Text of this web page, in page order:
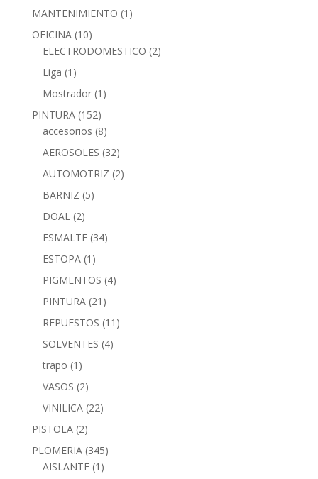
MANTENIMIENTO (1)
OFICINA (10)
ELECTRODOMESTICO (2)
Liga (1)
Mostrador (1)
PINTURA (152)
accesorios (8)
AEROSOLES (32)
AUTOMOTRIZ (2)
BARNIZ (5)
DOAL (2)
ESMALTE (34)
ESTOPA (1)
PIGMENTOS (4)
PINTURA (21)
REPUESTOS (11)
SOLVENTES (4)
trapo (1)
VASOS (2)
VINILICA (22)
PISTOLA (2)
PLOMERIA (345)
AISLANTE (1)